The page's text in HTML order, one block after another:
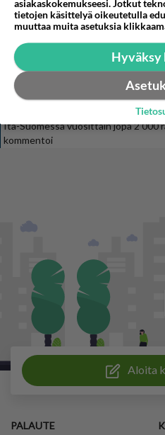
Mirella upealla rantalomalla
Nyt tuli punainen varoitus 27
Itä-Suomessa vuosittain jopa 2 000
kommentoi
Aloita
PALAUTE
asiakaskokemukseesi. Jotkut
tietojen käsittelyä oikeutetulla
muuttaa muita asetuksia
Hyväksy